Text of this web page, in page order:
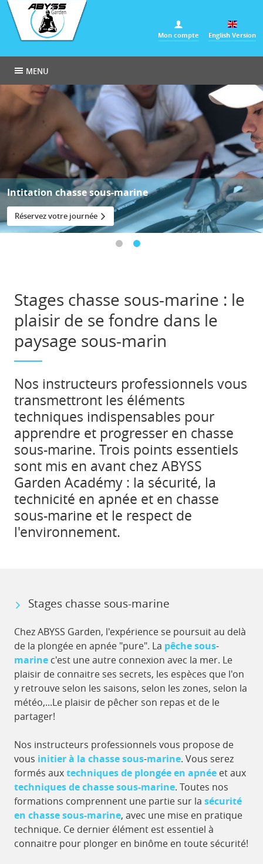
Mon compte English Version
MENU
Intitation chasse sous-marine
Réservez votre journée
Stages chasse sous-marine : le
plaisir de se fondre dans le
paysage sous-marin
Nos instructeurs professionnels vous
transmettront les éléments
techniques indispensables pour
apprendre et progresser en chasse
sous-marine. Trois points essentiels
sont mis en avant chez ABYSS
Garden Académy : la sécurité, la
technicité en apnée et en chasse
sous-marine et le respect de
l'environnement.
Stages chasse sous-marine
Chez ABYSS Garden, l'expérience se poursuit au delà
de la plongée en apnée "pure". La pêchesous-
marine c'est une autre connexion avec la mer. Le
plaisir de connaitre ses secrets, les espèces que l'on
y retrouve selon les saisons, selon les zones, selon la
météo,...Le plaisir de pêcher son repas et de le
partager!
Nos instructeurs professionnels vous propose de
vous initierà la chassesous-marine. Vous serez
formés auxtechniquesde plongéeen apnée et aux
techniquesdechasse sous-marine. Toutes nos
formations comprennent une partie sur la sécurité
en chasse sous-marine, avec une mise en pratique
technique. Ce dernier élément est essentiel à
connaitre pour plonger en binôme en toute sécurité!
Panneau de gestion des cookies